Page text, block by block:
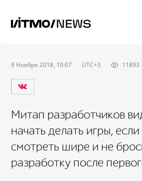
9 Ноября 2018, 10:07 UTC+3 11893
Митап разработчиков
начать делать игры,
смотреть шире и не
разработку после